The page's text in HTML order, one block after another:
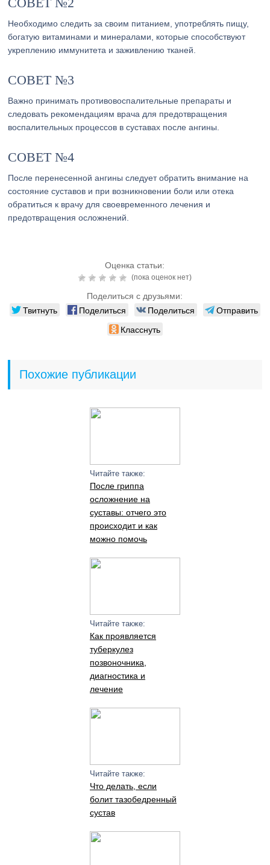
Необходимо следить за своим питанием, употреблять пищу,
богатую витаминами и минералами, которые способствуют
укреплению иммунитета и заживлению тканей.
СОВЕТ №3
Важно принимать противовоспалительные препараты и
следовать рекомендациям врача для предотвращения
воспалительных процессов в суставах после ангины.
СОВЕТ №4
После перенесенной ангины следует обратить внимание на
состояние суставов и при возникновении боли или отека
обратиться к врачу для своевременного лечения и
предотвращения осложнений.
Оценка статьи:
(пока оценок нет)
Поделиться с друзьями:
Твитнуть Поделиться Поделиться
Отправить
Класснуть
Похожие публикации
Читайте также:
После гриппа
осложнение на
суставы: отчего это
происходит и как
можно помочь
Читайте также:
Как проявляется
туберкулез
позвоночника,
диагностика и
лечение
Читайте также:
Что делать, если
болит тазобедренный
сустав